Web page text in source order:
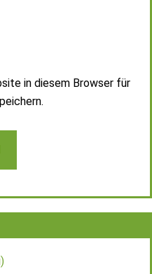
in diesem Browser für